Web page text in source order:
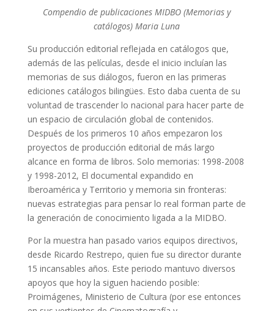
Compendio de publicaciones MIDBO (Memorias y
catálogos) Maria Luna
Su producción editorial reflejada en catálogos que,
además de las películas, desde el inicio incluían las
memorias de sus diálogos, fueron en las primeras
ediciones catálogos bilingües. Esto daba cuenta de su
voluntad de trascender lo nacional para hacer parte de
un espacio de circulación global de contenidos.
Después de los primeros 10 años empezaron los
proyectos de producción editorial de más largo
alcance en forma de libros. Solo memorias: 1998-2008
y 1998-2012, El documental expandido en
Iberoamérica y Territorio y memoria sin fronteras:
nuevas estrategias para pensar lo real forman parte de
la generación de conocimiento ligada a la MIDBO.
Por la muestra han pasado varios equipos directivos,
desde Ricardo Restrepo, quien fue su director durante
15 incansables años. Este periodo mantuvo diversos
apoyos que hoy la siguen haciendo posible:
Proimágenes, Ministerio de Cultura (por ese entonces